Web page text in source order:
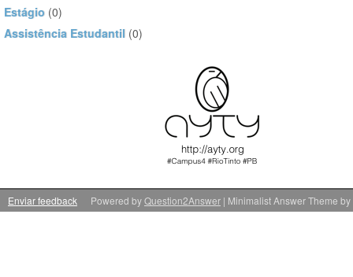
Estágio (0)
Assistência Estudantil (0)
Enviar feedback | Minimalist Answer Theme by
Powered byQuestion2Answer